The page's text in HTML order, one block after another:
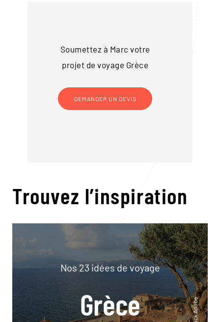
Soumettez à Marc votre
projet de voyage Grèce
DEMANDER UN DEVIS
Trouvez l’inspiration
Nos 23 idées de voyage
Grèce